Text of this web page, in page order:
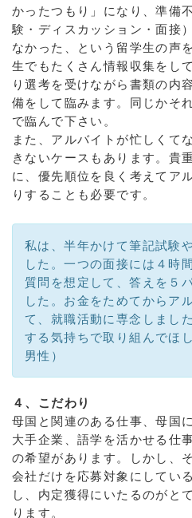
かったつもり」になり、準備
験・ディスカッション・面接
なかった、という留学生の声
生でもたくさん情報収集をし
り選考を受けながら書類の内
備をして臨みます。同じかそ
で臨んで下さい。
また、アルバイトが忙しくて
きないケースもあります。貴
に、優先順位を良く考えてア
りすることも必要です。
私は、半年かけて筆記試験
した。一つの面接には４時
質問を想定して、答えを５
した。お金をためてからア
て、就職活動に専念しまし
する気持ちで取り組ん
男性）
４、こだわり
母国と関連のある仕事、母国
大手企業、語学を活かせる仕
の希望があります。しかし、
会社だけを応募対象にしてい
し、内定獲得にいたるのがと
ります。